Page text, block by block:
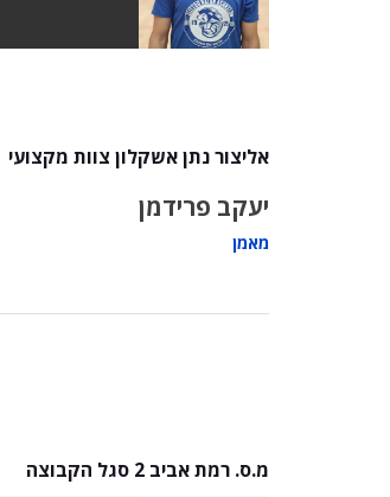
אליצור נתן אשקלון צוות מקצועי
יעקב פרידמן
מאמן
מ.ס. רמת אביב 2 סגל הקבוצה